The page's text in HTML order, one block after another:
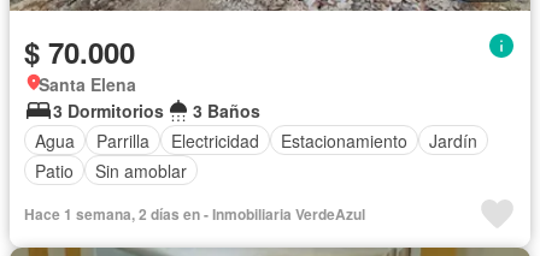
$ 70.000
Santa Elena
3 Dormitorios
3 Baños
Agua
Parrilla Electricidad Estacionamiento
Jardín
Patio
Sin amoblar
Hace 1 semana, 2 días en - Inmobiliaria VerdeAzul